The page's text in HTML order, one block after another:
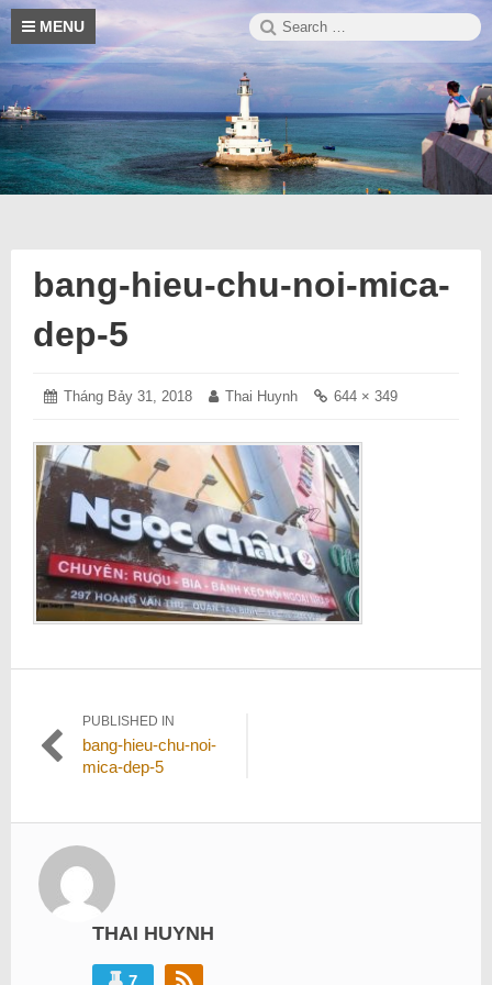
Skip
to
content
MENU
Search
for:
Trường
Sa
Blog
thông
tin
hay
bang-hieu-chu-noi-mica-
dep-5
Posted
Tháng Bảy 31, 2018 Tháng
2018
Author:
Thai Huynh
Full
644 × 349
Điều
hướng
PUBLISHED IN
bang-hieu-chu-noi-
mica-dep-5
THAI HUYNH
7